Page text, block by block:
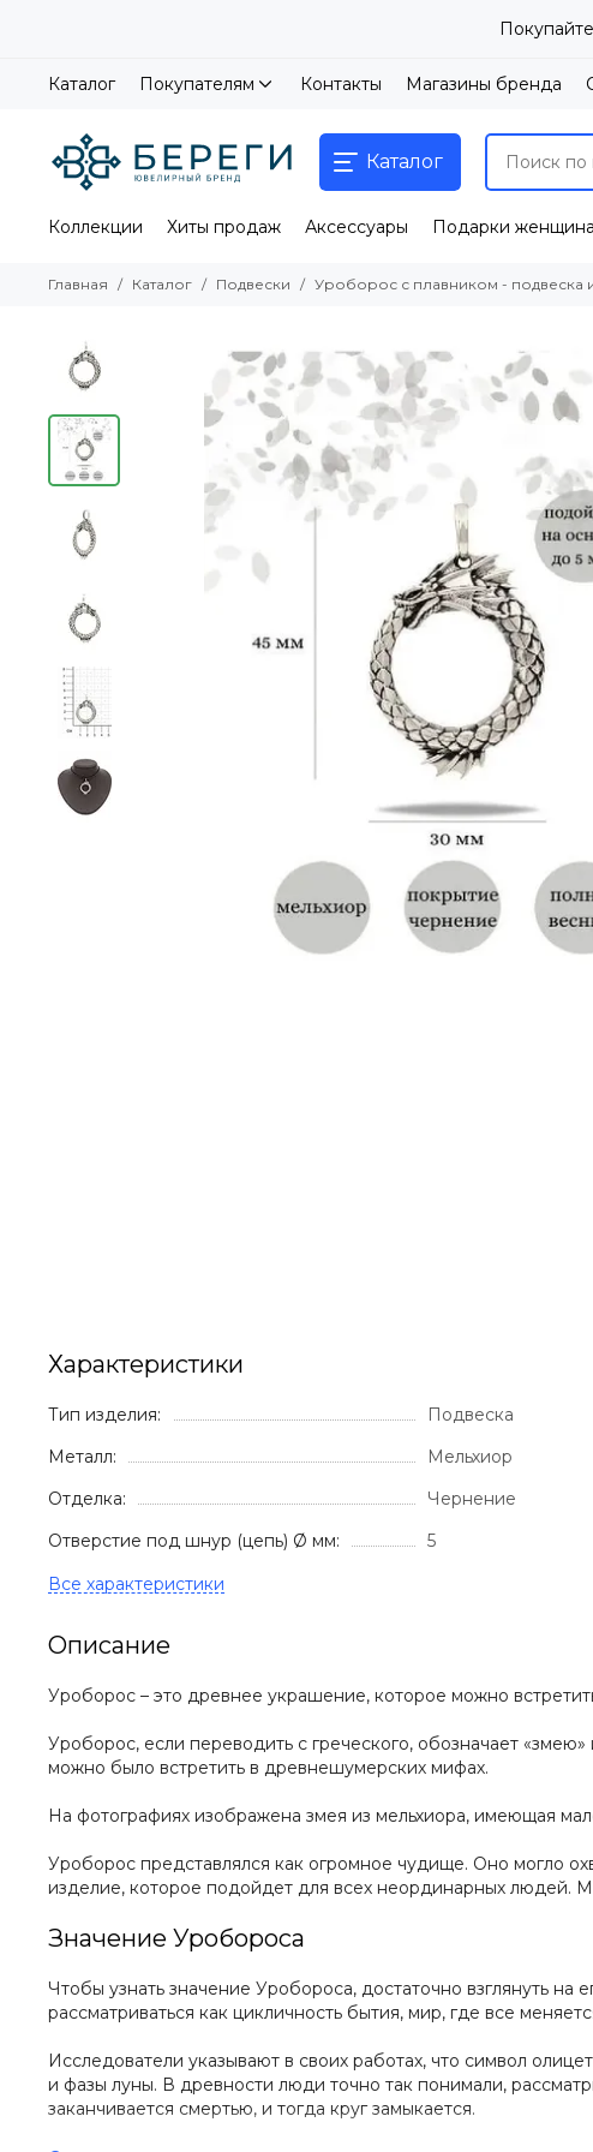
Каталог Покупателям Контакты Магазины бренда
Каталог
Коллекции Хиты продаж Аксессуары Подарки
Главная Каталог Подвески Уроборос с плавником - подвеска
Характеристики
Тип изделия:
Подвеска
Металл:
Мельхиор
Отделка:
Чернение
Отверстие под шнур (цепь) Ø мм:
5
Описание
Уроборос – это древнее украшение, которое можно
Уроборос, если переводить с греческого, обозначает
можно было встретить в древнешумерских мифах.
На фотографиях изображена змея из мельхиора, имеющая
Уроборос представлялся как огромное чудище. Оно могло
изделие, которое подойдет для всех неординарных людей.
Значение Уробороса
Чтобы узнать значение Уробороса, достаточно взглянуть
рассматриваться как цикличность бытия, мир, где все
Исследователи указывают в своих работах, что символ
и фазы луны. В древности люди точно так понимали,
заканчивается смертью, и тогда круг замыкается.